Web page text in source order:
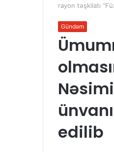
rayon təşkilatı
Gündəm
edilib